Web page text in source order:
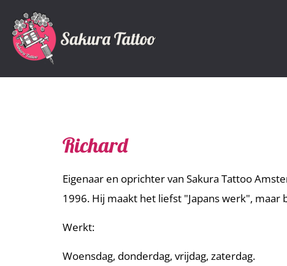
Richard
Eigenaar en oprichter van Sakura Tattoo
1996. Hij maakt het liefst "Japans werk",
Werkt:
Woensdag, donderdag, vrijdag, zaterdag.